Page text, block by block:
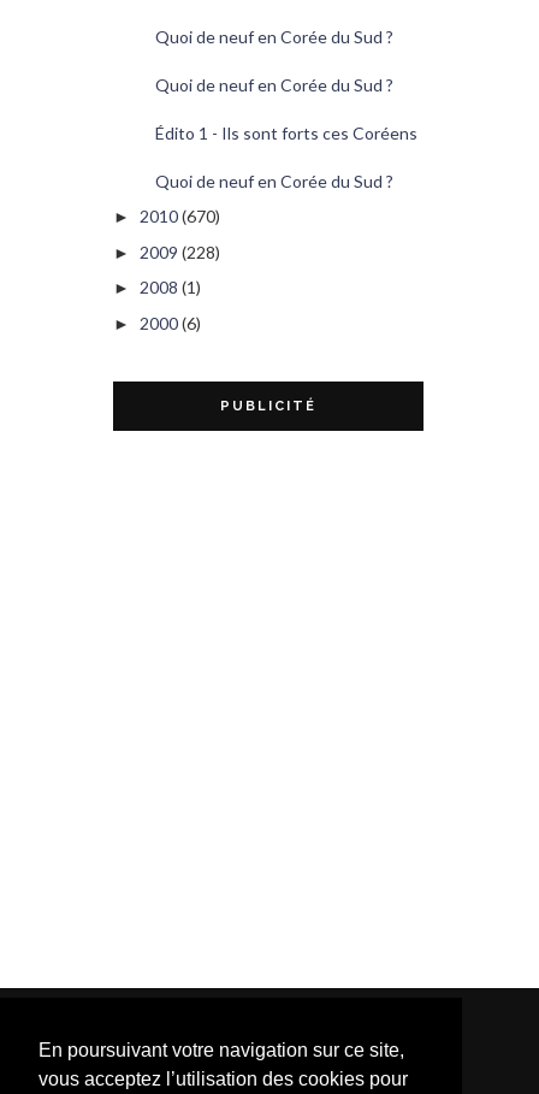
En poursuivant votre navigation sur ce site,
vous acceptez l’utilisation des cookies pour
Quoi de neuf en Corée du Sud ?
Quoi de neuf en Corée du Sud ?
Édito 1 - Ils sont forts ces Coréens
Quoi de neuf en Corée du Sud ?
► 2010(670)
► 2009 (228)
► 2008 (1)
► 2000(6)
PUBLICITÉ